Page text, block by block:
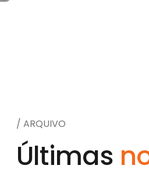
/ ARQUIVO
Últimas